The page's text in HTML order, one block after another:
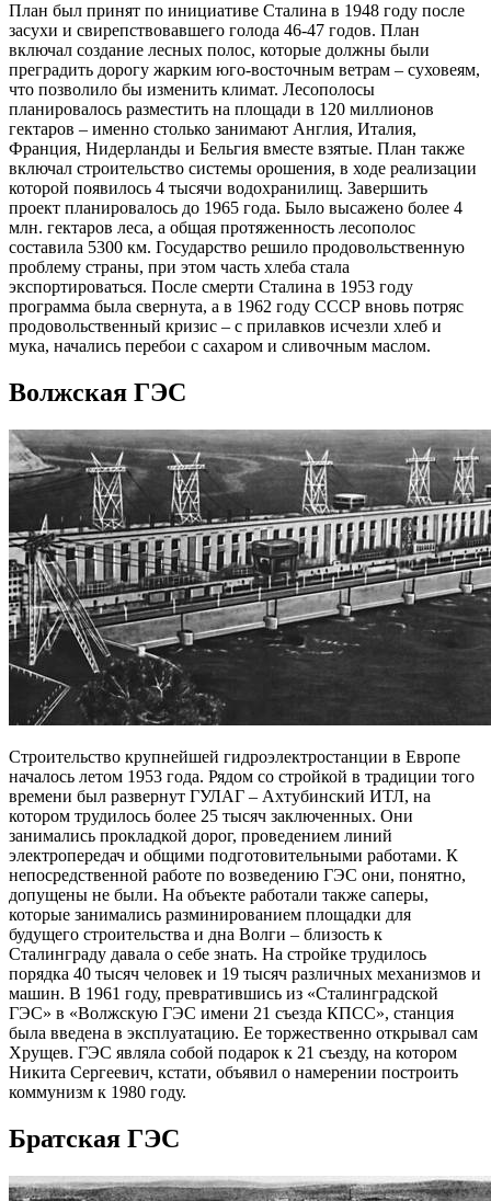
План был принят по инициативе Сталина в 1948 году после
засухи и свирепствовавшего голода 46-47 годов. План
включал создание лесных полос, которые должны были
преградить дорогу жарким юго-восточным ветрам – суховеям,
что позволило бы изменить климат. Лесополосы
планировалось разместить на площади в 120 миллионов
гектаров – именно столько занимают Англия, Италия,
Франция, Нидерланды и Бельгия вместе взятые. План также
включал строительство системы орошения, в ходе реализации
которой появилось 4 тысячи водохранилищ. Завершить
проект планировалось до 1965 года. Было высажено более 4
млн. гектаров леса, а общая протяженность лесополос
составила 5300 км. Государство решило продовольственную
проблему страны, при этом часть хлеба стала
экспортироваться. После смерти Сталина в 1953 году
программа была свернута, а в 1962 году СССР вновь потряс
продовольственный кризис – с прилавков исчезли хлеб и
мука, начались перебои с сахаром и сливочным маслом.
Волжская ГЭС
Строительство крупнейшей гидроэлектростанции в Европе
началось летом 1953 года. Рядом со стройкой в традиции того
времени был развернут ГУЛАГ – Ахтубинский ИТЛ, на
котором трудилось более 25 тысяч заключенных. Они
занимались прокладкой дорог, проведением линий
электропередач и общими подготовительными работами. К
непосредственной работе по возведению ГЭС они, понятно,
допущены не были. На объекте работали также саперы,
которые занимались разминированием площадки для
будущего строительства и дна Волги – близость к
Сталинграду давала о себе знать. На стройке трудилось
порядка 40 тысяч человек и 19 тысяч различных механизмов и
машин. В 1961 году, превратившись из «Сталинградской
ГЭС» в «Волжскую ГЭС имени 21 съезда КПСС», станция
была введена в эксплуатацию. Ее торжественно открывал сам
Хрущев. ГЭС являла собой подарок к 21 съезду, на котором
Никита Сергеевич, кстати, объявил о намерении построить
коммунизм к 1980 году.
Братская ГЭС